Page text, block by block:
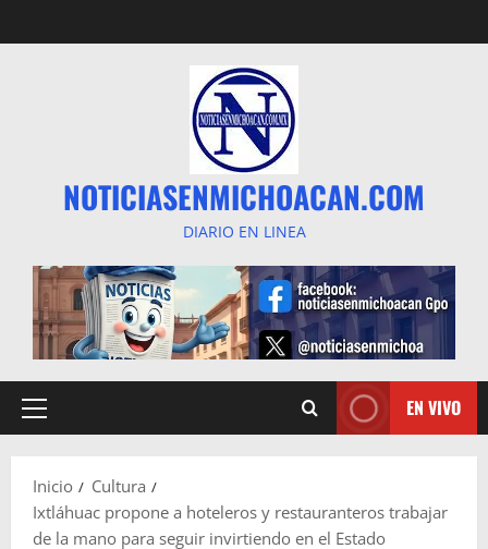
al
NOTICIASENMICHOACAN.COM
DIARIO EN LINEA
Menú
EN VIVO
Inicio
Cultura
Ixtláhuac propone a hoteleros y restauranteros trabajar
de la mano para seguir invirtiendo en el Estado